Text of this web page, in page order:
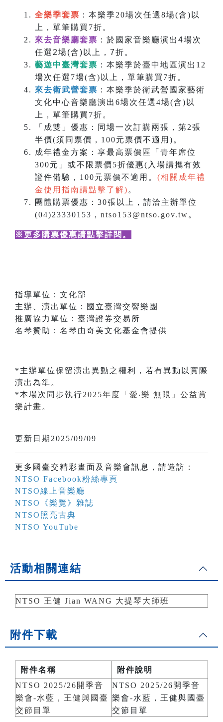
全樂季套票 ：本樂季20場次任選8場(含)以
上，單筆購買7折。
來去音樂廳套票 ：於國家音樂廳演出4場次
任選2場(含)以上，7折。
藝遊中臺灣套票 ：本樂季於臺中地區演出12
場次任選7場(含)以上，單筆購買7折。
來去衛武營套票 ：本樂季於衛武營國家藝術
文化中心音樂廳演出6場次任選4場(含)以
上，單筆購買7折。
「成雙」優惠：同場一次訂購兩張，第2張
半價(須同票價，100元票價不適用)。
成年禮金方案：享最高票價區「青年席位
300元」或不限票價5折優惠(入場請攜有效
證件備驗，100元票價不適用。 (相關成年禮
金使用指南請點擊了解) 。
團體購票優惠：30張以上，請洽主辦單位
(04)23330153， ntso153@ntso.gov.tw 。
※更多購票優惠請點擊詳閱 。
指導單位：文化部
主辦、演出單位：國立臺灣交響樂團
推廣協力單位：臺灣證券交易所
名琴贊助：名琴由奇美文化基金會提供
*主辦單位保留演出異動之權利，若有異動以實際
演出為準。
*本場次同步執行2025年度「愛‧樂 無限」公益賞
樂計畫 。
更新日期2025/09/09
更多國臺交精彩畫面及音樂會訊息，請造訪：
NTSO Facebook粉絲專頁
NTSO線上音樂廳
NTSO《樂覽》雜誌
NTSO照亮古典
NTSO YouTube
活動相關連結
NTSO 王健 Jian WANG 大提琴大師班
附件下載
附件名稱
附件說明
NTSO 2025/26開季音
樂會-水藍，王健與國臺
交節目單
NTSO 2025/26開季音
樂會-水藍，王健與國臺
交節目單